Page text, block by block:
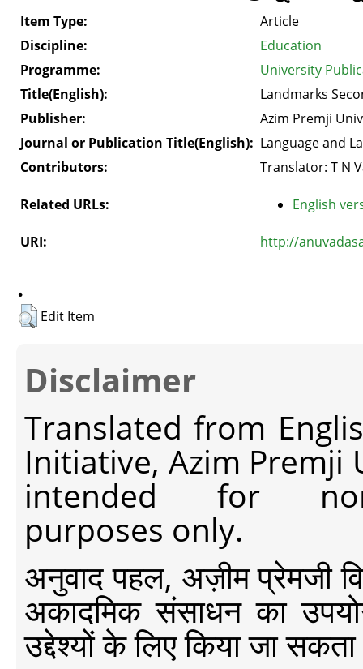
Item Type:
Article
Discipline:
Education
Programme:
University
Title(English):
Landmarks
Publisher:
Azim Premji
Journal or Publication Title(English): Language and
Contributors:
Translator: T N
Related URLs: English
URI: http://
.
Edit Item
Disclaimer
Translated from
Initiative, Azim Premji
intended for non-
purposes only.
अनुवाद पहल, अज़ीम प्रेमजी
अकादमिक संसाधन का
उद्देश्यों के लिए किया जा